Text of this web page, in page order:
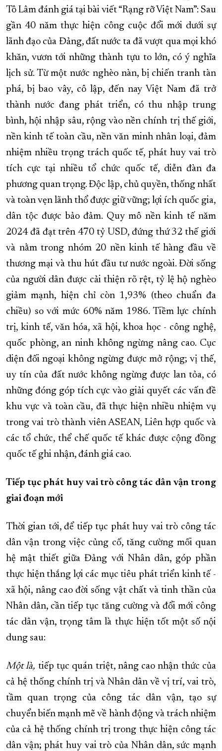
Tô Lâm đánh giá tại bài viết “Rạng rỡ Việt Nam”: Sau
gần 40 năm thực hiện công cuộc đổi mới dưới sự
lãnh đạo của Đảng, đất nước ta đã vượt qua mọi khó
khăn, vươn tới những thành tựu to lớn, có ý nghĩa
lịch sử. Từ một nước nghèo nàn, bị chiến tranh tàn
phá, bị bao vây, cô lập, đến nay Việt Nam đã trở
thành nước đang phát triển, có thu nhập trung
bình, hội nhập sâu, rộng vào nền chính trị thế giới,
nền kinh tế toàn cầu, nền văn minh nhân loại, đảm
nhiệm nhiều trọng trách quốc tế, phát huy vai trò
tích cực tại nhiều tổ chức quốc tế, diễn đàn đa
phương quan trọng. Độc lập, chủ quyền, thống nhất
và toàn vẹn lãnh thổ được giữ vững; lợi ích quốc gia,
dân tộc được bảo đảm. Quy mô nền kinh tế năm
2024 đã đạt trên 470 tỷ USD, đứng thứ 32 thế giới
và nằm trong nhóm 20 nền kinh tế hàng đầu về
thương mại và thu hút đầu tư nước ngoài. Đời sống
của người dân được cải thiện rõ rệt, tỷ lệ hộ nghèo
giảm mạnh, hiện chỉ còn 1,93% (theo chuẩn đa
chiều) so với mức 60% năm 1986. Tiềm lực chính
trị, kinh tế, văn hóa, xã hội, khoa học - công nghệ,
quốc phòng, an ninh không ngừng nâng cao. Cục
diện đối ngoại không ngừng được mở rộng; vị thế,
uy tín của đất nước không ngừng được lan tỏa, có
những đóng góp tích cực vào giải quyết các vấn đề
khu vực và toàn cầu, đã thực hiện nhiều nhiệm vụ
trong vai trò thành viên ASEAN, Liên hợp quốc và
các tổ chức, thể chế quốc tế khác được cộng đồng
quốc tế ghi nhận, đánh giá cao.
Tiếp tục phát huy vai trò công tác dân vận trong
giai đoạn mới
Thời gian tới, để tiếp tục phát huy vai trò công tác
dân vận trong việc củng cố, tăng cường mối quan
hệ mật thiết giữa Đảng với Nhân dân, góp phần
thực hiện thắng lợi các mục tiêu phát triển kinh tế -
xã hội, nâng cao đời sống vật chất và tinh thần của
Nhân dân, cần tiếp tục tăng cường và đổi mới công
tác dân vận, trọng tâm là thực hiện tốt một số nội
dung sau:
Một là, tiếp tục quán triệt, nâng cao nhận thức của
cả hệ thống chính trị và Nhân dân về vị trí, vai trò,
tầm quan trọng của công tác dân vận, tạo sự
chuyển biến mạnh mẽ về hành động và trách nhiệm
của cả hệ thống chính trị trong thực hiện công tác
dân vận; phát huy vai trò của Nhân dân, sức mạnh